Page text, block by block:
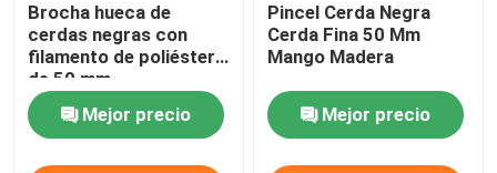
Brocha hueca de
cerdas negras con
filamento de poliéster
de 50 mm
Mejor precio
Pincel Cerda Negra
Cerda Fina 50 Mm
Mango Madera
Mejor precio